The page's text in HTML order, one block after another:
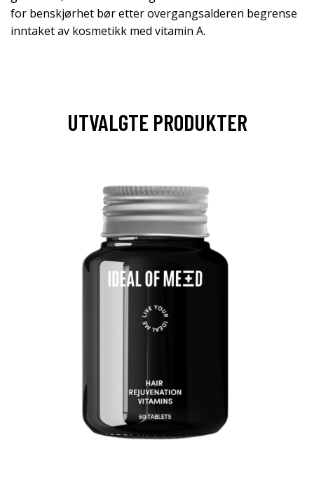
for benskjørhet bør etter overgangsalderen begrense
inntaket av kosmetikk med vitamin A.
UTVALGTE PRODUKTER